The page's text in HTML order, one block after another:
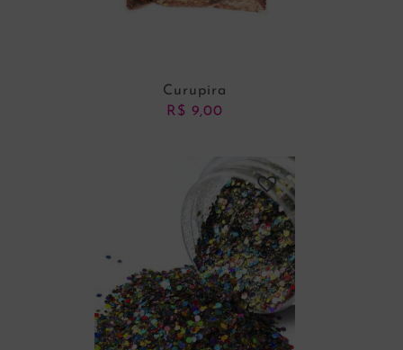
ADICIONAR AO CARRINHO
Curupira
R$ 9,00